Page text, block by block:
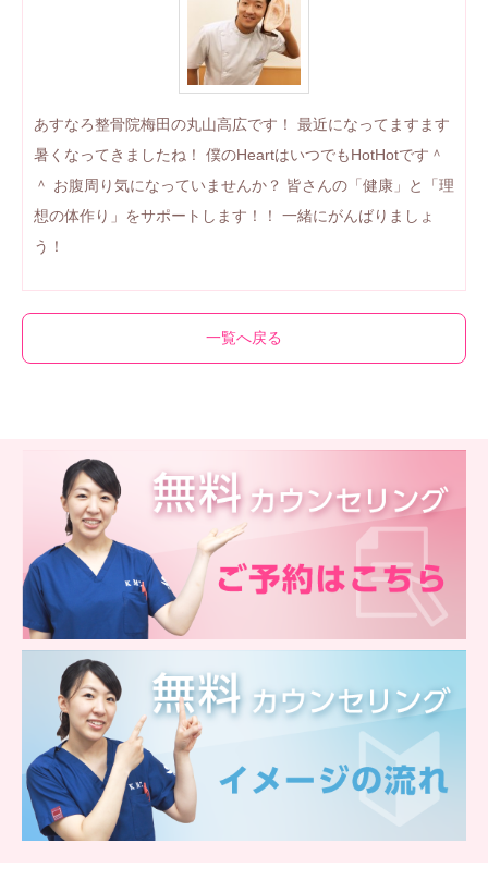
あすなろ整骨院梅田の丸山高広です！ 最近になってますます
暑くなってきましたね！ 僕のHeartはいつでもHotHotです＾
＾ お腹周り気になっていませんか？ 皆さんの「健康」と「理
想の体作り」をサポートします！！ 一緒にがんばりましょ
う！
一覧へ戻る